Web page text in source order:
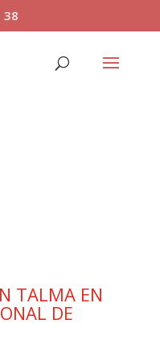
38
TALMA EN
DE